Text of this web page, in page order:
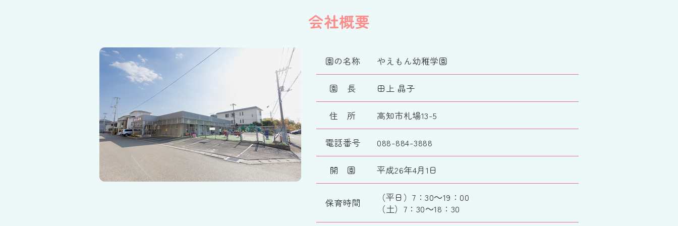
会社概要
園の名称 やえもん幼稚学園
園 長 田上 晶子
住 所 高知市札場13-5
電話番号 088-884-3888
開 園 平成26年4月1日
保育時間
（平日）7：30～19：00
（土）7：30～18：30